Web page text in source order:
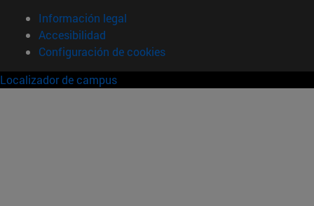
Información legal
Accesibilidad
Configuración de cookies
Localizador de campus